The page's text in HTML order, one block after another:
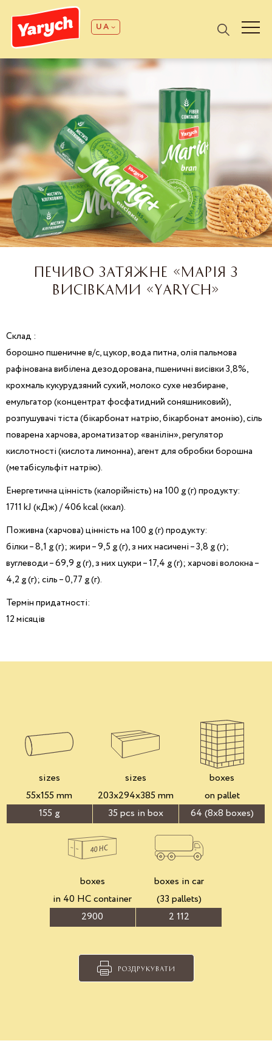
UA
ПЕЧИВО ЗАТЯЖНЕ «МАРІЯ З
ВИСІВКАМИ «YARYCH»
Склад :
борошно пшеничне в/с, цукор, вода питна, олія пальмова
рафінована вибілена дезодорована, пшеничні висівки 3,8%,
крохмаль кукурудзяний сухий, молоко сухе незбиране,
емульгатор (концентрат фосфатидний соняшниковий),
розпушувачі тіста (бікарбонат натрію, бікарбонат амонію), сіль
поварена харчова, ароматизатор «ванілін», регулятор
кислотності (кислота лимонна), агент для обробки борошна
(метабісульфіт натрію).
Енергетична цінність (калорійність) на 100 g (г) продукту:
1711 kJ (кДж) / 406 kcal (ккал).
Поживна (харчова) цінність на 100 g (г) продукту:
білки – 8,1 g (г); жири – 9,5 g (г), з них насичені – 3,8 g (г);
вуглеводи – 69,9 g (г), з них цукри – 17,4 g (г); харчові волокна –
4,2 g (г); сіль – 0,77 g (г).
Термін придатності:
12 місяців
sizes
55x155 mm
155 g
sizes
203x294x385 mm
35 pcs in box
boxes
on pallet
64 (8x8 boxes)
boxes
in 40 HC container
2900
boxes in car
(33 pallets)
2 112
РОЗДРУКУВАТИ